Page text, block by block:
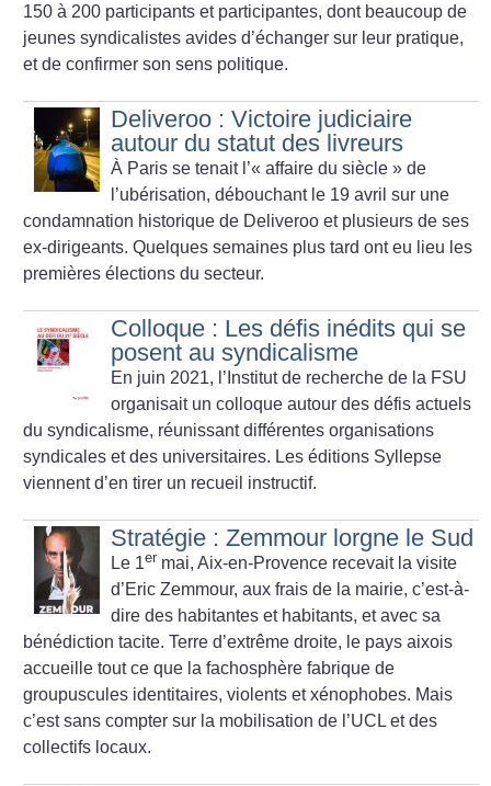
150 à 200 participants et participantes, dont beaucoup de
jeunes syndicalistes avides d’échanger sur leur pratique,
et de confirmer son sens politique.
Deliveroo : Victoire judiciaire
autour du statut des livreurs
À Paris se tenait l’« affaire du siècle » de
l’ubérisation, débouchant le 19 avril sur une
condamnation historique de Deliveroo et plusieurs de ses
ex-dirigeants. Quelques semaines plus tard ont eu lieu les
premières élections du secteur.
Colloque : Les défis inédits qui se
posent au syndicalisme
En juin 2021, l’Institut de recherche de la FSU
organisait un ­colloque autour des défis actuels
du syndicalisme, réunissant différentes organisations
syndicales et des universitaires. Les éditions Syllepse
viennent d’en tirer un recueil instructif.
Stratégie : Zemmour lorgne le Sud
Le 1er mai, Aix-en-Provence recevait la visite
d’Eric Zemmour, aux frais de la mairie, c’est-à-
dire des habitantes et habitants, et avec sa
bénédiction tacite. Terre d’extrême droite, le pays aixois
accueille tout ce que la fachosphère fabrique de
groupuscules identitaires, violents et xénophobes. Mais
c’est sans compter sur la mobilisation de l’UCL et des
collectifs locaux.